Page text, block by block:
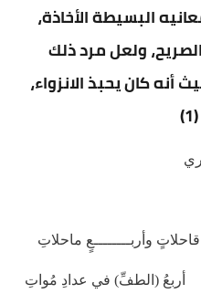
البسيطة الأخاذة،
ولعل مرد ذلك
كان يحبذ الانزواء،
وأربــــــــعٍ ماحلاتِ
أربعُ (الطفِّ) في عدادِ مُواتِ